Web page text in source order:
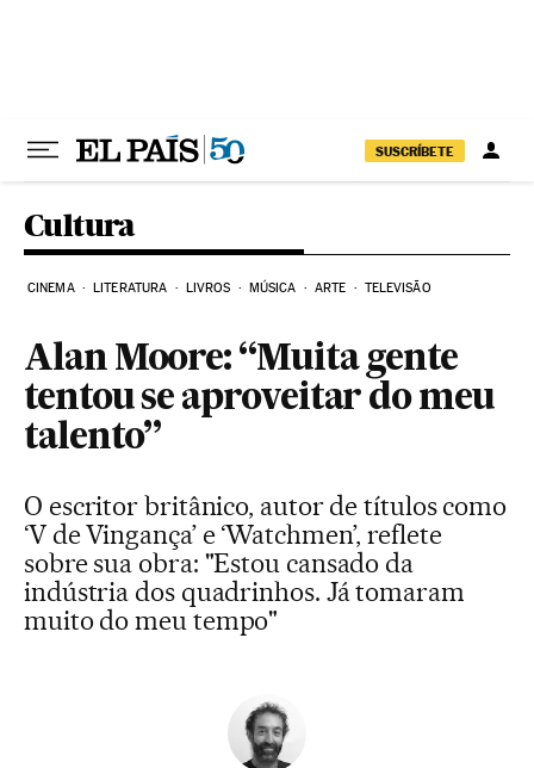
SUSCRÍBETE
Cultura
CINEMA LITERATURA LIVROS MÚSICA ARTE TELEVISÃO
Alan Moore: “Muita gente
tentou se aproveitar do meu
talento”
O escritor britânico, autor de títulos como
‘V de Vingança’ e ‘Watchmen’, reflete
sobre sua obra: "Estou cansado da
indústria dos quadrinhos. Já tomaram
muito do meu tempo"